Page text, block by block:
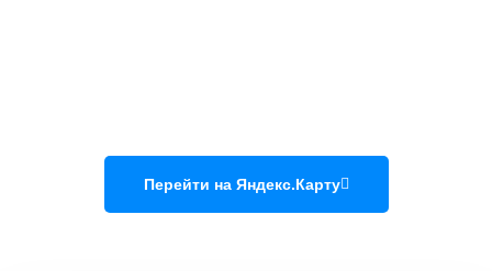
Перейти на Яндекс.Карту